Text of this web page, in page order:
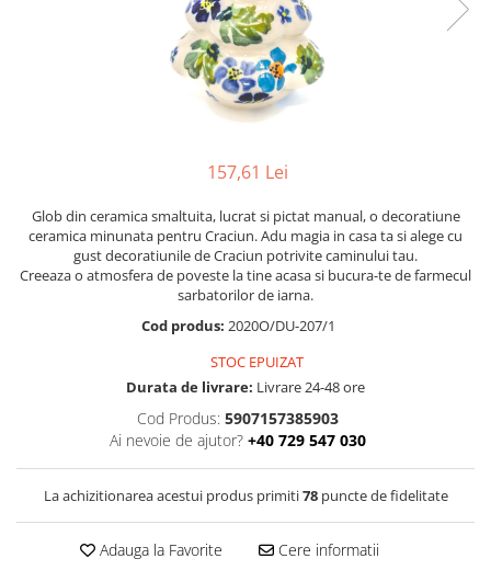
Baie
Colectia Forget-me-nots
Colectia Basket of Blue
Colectia Leaf Bed
Colectia Autumn Garden
Colectia Little Flowers
Colectia Butterfly Dance
Colectia Infinity
Colectia Morning Glory
Colectia Blue Sea
Colectia Wild Hearts
157,61 Lei
Glob din ceramica smaltuita, lucrat si pictat manual, o decoratiune
ceramica minunata pentru Craciun. Adu magia in casa ta si alege cu
gust decoratiunile de Craciun potrivite caminului tau.
Creeaza o atmosfera de poveste la tine acasa si bucura-te de farmecul
sarbatorilor de iarna.
Cod produs: 2020O/DU-207/1
STOC EPUIZAT
Durata de livrare: Livrare 24-48 ore
Cod Produs: 5907157385903
Ai nevoie de ajutor? +40 729 547 030
La achizitionarea acestui produs primiti78puncte de fidelitate
Adauga la Favorite Cere informatii